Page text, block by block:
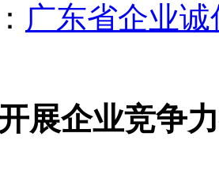
广东省企业
展企业竞争